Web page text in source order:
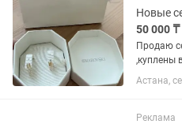
50 000 ₸
Продаю
,куплены
форме
Астана,
Реклама